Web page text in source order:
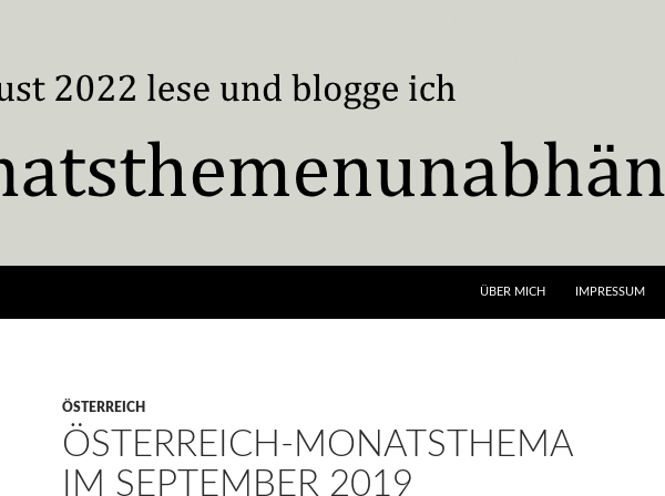
ÜBER MICH IMPRESSUM
ÖSTERREICH
ÖSTERREICH-MONATSTHEMA
IM SEPTEMBER 2019